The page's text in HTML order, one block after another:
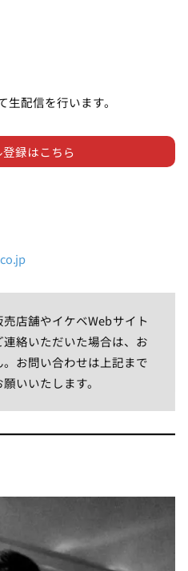
生配信を行います。
録はこちら
店舗やイケベWebサイト
絡いただいた場合は、お
お問い合わせは上記まで
いいたします。